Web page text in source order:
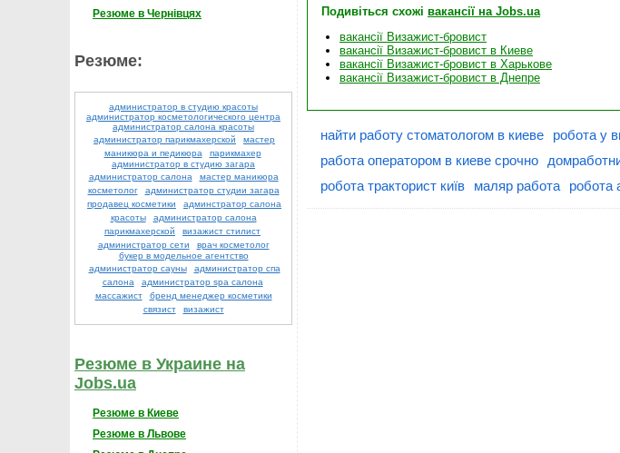
Резюме в Чернівцях
Резюме:
администратор в студию красоты
администратор косметологического центра
администратор салона красоты
администратор парикмахерской
мастер
маникюра и педикюра
парикмахер
администратор в студию загара
администратор салона
мастер маникюра
косметолог
администратор студии загара
продавец косметики
админстратор салона
красоты
администратор салона
парикмахерской
визажист стилист
администратор сети
врач косметолог
букер в модельное агентство
администратор сауны
администратор спа
салона
администратор spa салона
массажист
бренд менеджер косметики
связист
визажист
Резюме в Украине на
Jobs.ua
Резюме в Киеве
Резюме в Львове
Подивіться схожі вакансії на Jobs.ua
вакансії Визажист-бровист
вакансії Визажист-бровист в Киеве
вакансії Визажист-бровист в Харькове
вакансії Визажист-бровист в Днепре
найти работу стоматологом в киеве робота у
работа оператором в киеве срочно
робота тракторист київ
маляр работа робота